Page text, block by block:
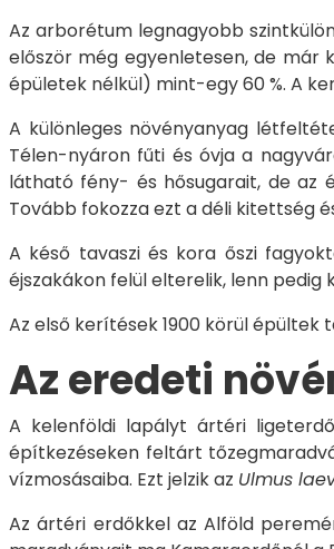
Az arborétum legnagyobb
először még egyenletesen, de már
épületek nélkül) mint-egy 60 %. A
A különleges növényanyag
Télen-nyáron fűti és óvja a
látható fény- és hősugarait, de az
Tovább fokozza ezt a déli kitettség
A késő tavaszi és kora őszi
éjszakákon felül elterelik, lenn pedig
Az első kerítések 1900 körül
Az eredeti
A kelenföldi lapályt ártéri
építkezéseken feltárt
vízmosásaiba. Ezt jelzik az Ulmus
Az ártéri erdőkkel az Alföld